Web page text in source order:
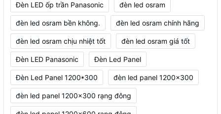
Đèn LED ốp trần Panasonic đèn led osram
đèn led osram bền không. đèn led osram chính hãng
đèn led osram chịu nhiệt tốt đèn led osram giá tốt
Đèn LED Panasonic Đèn Led Panel
Đèn Led Panel 1200*300 đèn led panel 1200x300
đèn led panel 1200x300 rạng đông